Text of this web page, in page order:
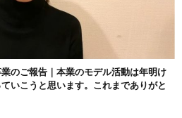
のご報告｜本業のモデル活動は年明け
いこうと思います。これまでありがと